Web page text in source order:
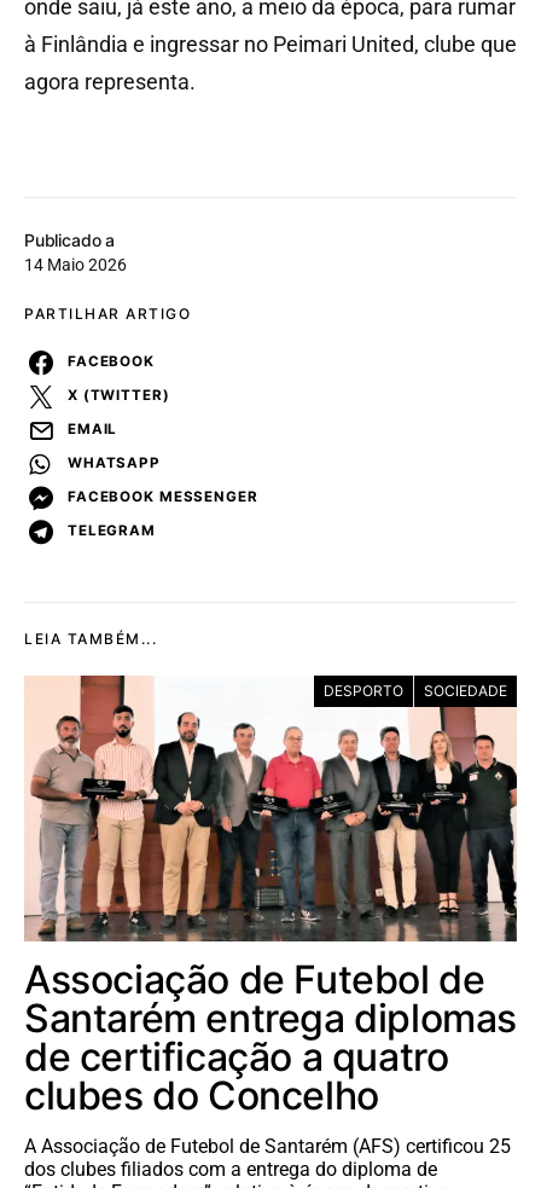
Publicado a
14 Maio 2026
PARTILHAR ARTIGO
FACEBOOK
X (TWITTER)
EMAIL
WHATSAPP
FACEBOOK MESSENGER
TELEGRAM
onde saiu, já este ano, a meio da época, para rumar
à Finlândia e ingressar no Peimari United, clube que
agora representa.
LEIA TAMBÉM...
DESPORTO SOCIEDADE
Associação de Futebol de
Santarém entrega diplomas
de certificação a quatro
clubes do Concelho
A Associação de Futebol de Santarém (AFS) certificou 25
dos clubes filiados com a entrega do diploma de